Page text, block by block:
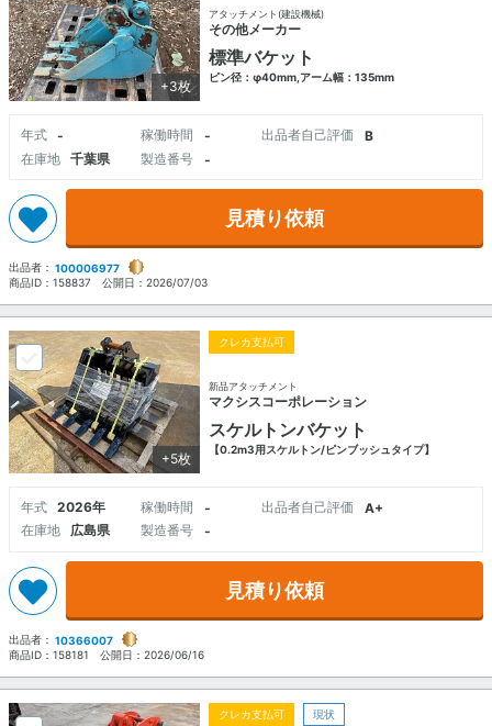
+3枚
アタッチメント(建設機械)
その他メーカー
標準バケット
ピン径：φ40mm,アーム幅：135mm
年式 - 稼働時間 - 出品者自己評価
B
在庫地
千葉県 製造番号 -
見積り依頼
出品者： 100006977
商品ID： 158837 公開日： 2026/07/03
+5枚
クレカ支払可
新品アタッチメント
マクシスコーポレーション
スケルトンバケット
【0.2m3用スケルトン/ピンブッシュタイプ】
年式 2026年 稼働時間 - 出品者自己評価
A+
在庫地
広島県 製造番号 -
見積り依頼
出品者： 10366007
商品ID： 158181 公開日： 2026/06/16
クレカ支払可 現状